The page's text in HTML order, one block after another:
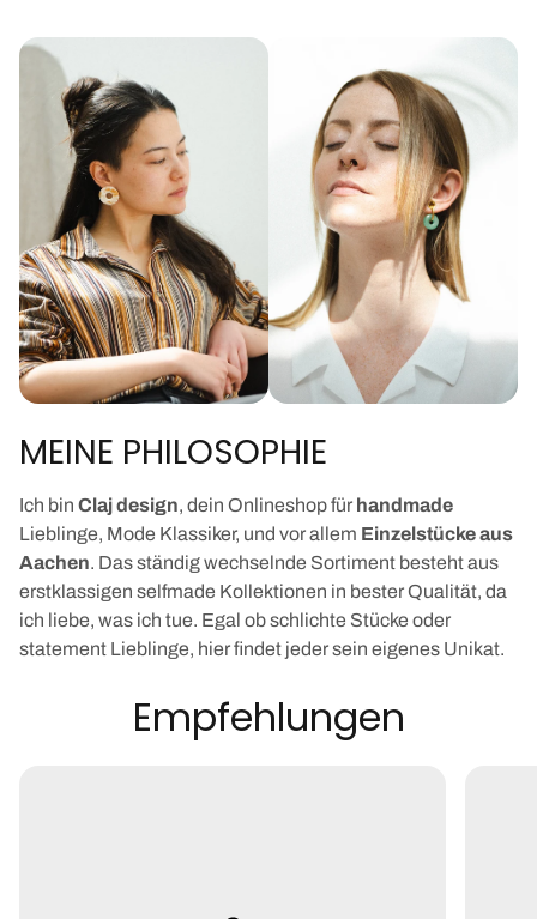
MEINE PHILOSOPHIE
Ich bin Claj design, dein Onlineshop für handmade
Lieblinge, Mode Klassiker, und vor allem Einzelstücke aus
Aachen. Das ständig wechselnde Sortiment besteht aus
erstklassigen selfmade Kollektionen in bester Qualität, da
ich liebe, was ich tue. Egal ob schlichte Stücke oder
statement Lieblinge, hier findet jeder sein eigenes Unikat.
Empfehlungen